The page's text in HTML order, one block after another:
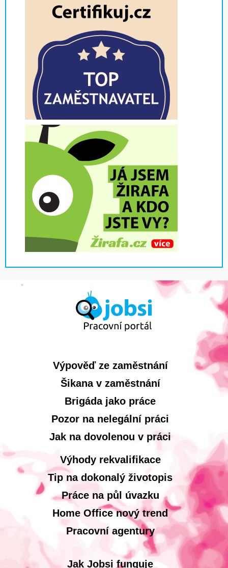
Výpověď ze zaměstnání
Šikana v zaměstnání
Brigáda jako práce
Pozor na nelegální práci
Jak na dovolenou v práci
Výhody rekvalifikace
Tip na dokonalý životopis
Práce na půl úvazku
Home Office nový trend
Pracovní agentury
Jak Jobsi funguje